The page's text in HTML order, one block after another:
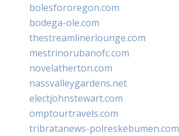
bolesfororegon.com
bodega-ole.com
thestreamlinerlounge.com
mestrinorubanofc.com
novelatherton.com
nassvalleygardens.net
electjohnstewart.com
omptourtravels.com
tribratanews-polreskebumen.com